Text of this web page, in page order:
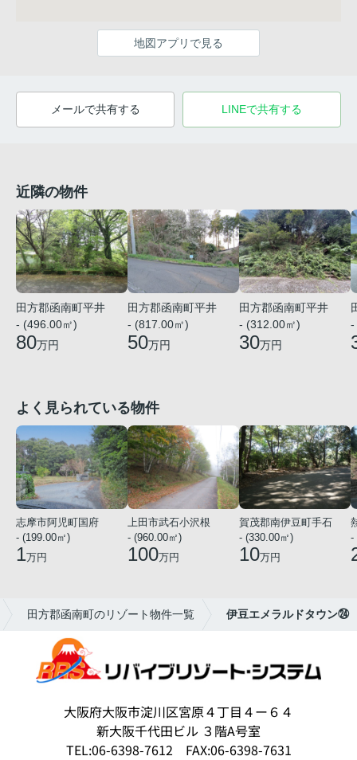
地図アプリで見る
メールで共有する LINEで共有する
近隣の物件
田方郡函南町平井
- (496.00㎡)
80万円
田方郡函南町平井
- (817.00㎡)
50万円
田方郡函南町平井
- (312.00㎡)
30万円
-
よく見られている物件
志摩市阿児町国府
- (199.00㎡)
1万円
上田市武石小沢根
- (960.00㎡)
100万円
賀茂郡南伊豆町手石
- (330.00㎡)
10万円
-
田方郡函南町のリゾート物件一覧 伊豆エメラルドタウン㉔
大阪府大阪市淀川区宮原４丁目４ー６４
新大阪千代田ビル ３階A号室
TEL:06-6398-7612 FAX:06-6398-7631